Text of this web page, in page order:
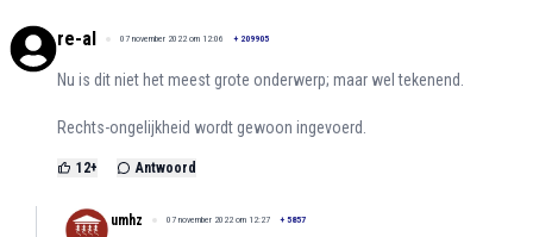
re-al 07 november 2022 om 12:06 + 209905
Nu is dit niet het meest grote onderwerp; maar wel tekenend.
Rechts-ongelijkheid wordt gewoon ingevoerd.
12+ Antwoord
umhz 07 november 2022 om 12:27 + 5857